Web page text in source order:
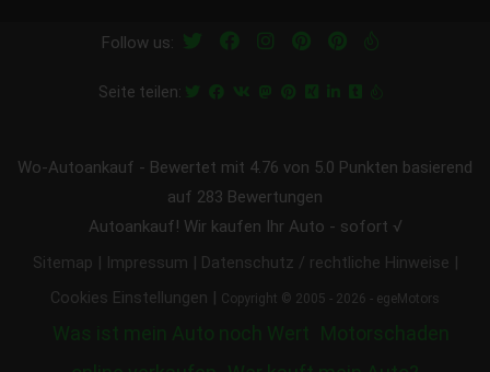
Follow us:
Seite teilen:
Wo-Autoankauf - Bewertet mit 4.76 von 5.0 Punkten basierend
auf 283 Bewertungen
Autoankauf! Wir kaufen Ihr Auto - sofort √
Sitemap Impressum Datenschutz / rechtliche Hinweise
Cookies Einstellungen Copyright © 2005 - 2026 - egeMotors
Was ist mein Auto noch Wert Motorschaden